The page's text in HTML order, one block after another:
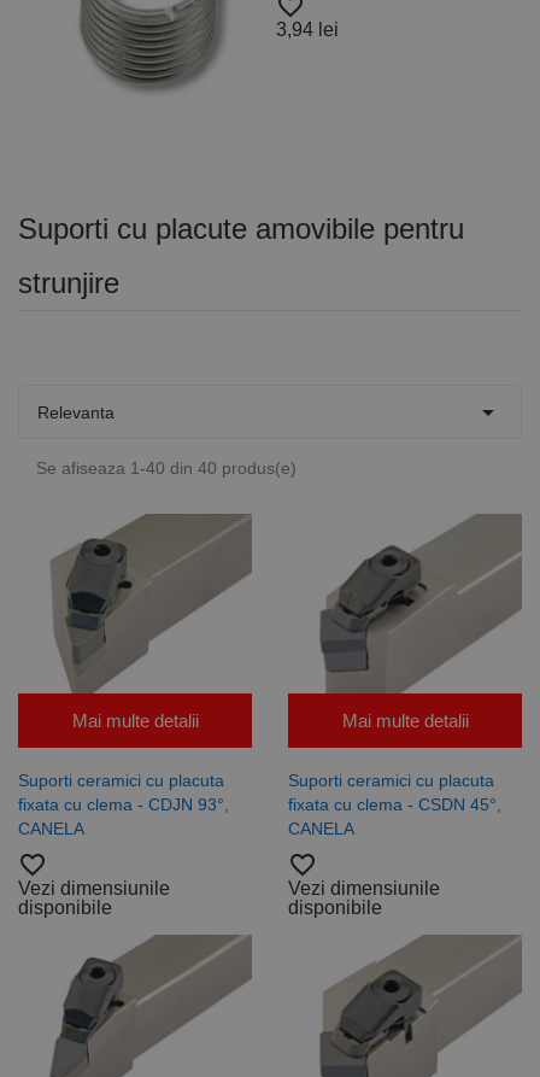
Suporti cu placute amovibile pentru
strunjire
Relevanta 
Se afiseaza 1-40 din 40 produs(e)
Mai multe detalii
Suporti ceramici cu placuta
fixata cu clema - CDJN 93°,
CANELA
favorite_border
Vezi dimensiunile
disponibile
Mai multe detalii
Suporti ceramici cu placuta
fixata cu clema - CSDN 45°,
CANELA
favorite_border
Vezi dimensiunile
disponibile